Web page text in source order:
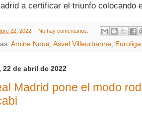
a certificar el triunfo colocando
22, 2022 No hay comentarios:
Amine Noua, Asvel Villeurbanne, Euroliga
22 de abril de 2022
Madrid pone el modo